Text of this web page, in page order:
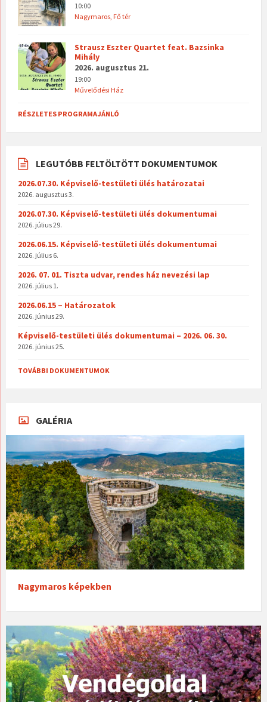
10:00
Nagymaros, Fő tér
Strausz Eszter Quartet feat. Bazsinka
Mihály
2026. augusztus 21.
19:00
Művelődési Ház
RÉSZLETES PROGRAMAJÁNLÓ
LEGUTÓBB FELTÖLTÖTT DOKUMENTUMOK
2026.07.30. Képviselő-testületi ülés határozatai
2026. augusztus 3.
2026.07.30. Képviselő-testületi ülés dokumentumai
2026. július 29.
2026.06.15. Képviselő-testületi ülés dokumentumai
2026. július 6.
2026. 07. 01. Tiszta udvar, rendes ház nevezési lap
2026. július 1.
2026.06.15 – Határozatok
2026. június 29.
Képviselő-testületi ülés dokumentumai – 2026. 06. 30.
2026. június 25.
TOVÁBBI DOKUMENTUMOK
GALÉRIA
Nagymaros képekben